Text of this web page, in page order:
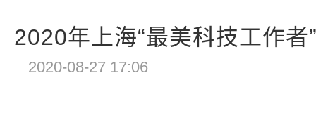
2020年上海“最美科技工作者
2020-08-27 17:06